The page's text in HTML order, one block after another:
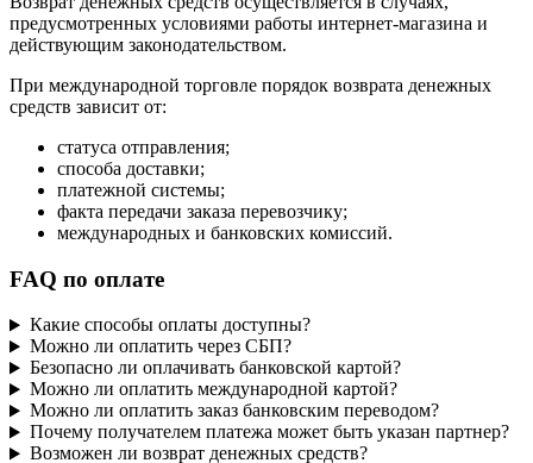
предусмотренных условиями работы интернет-магазина и
действующим законодательством.
При международной торговле порядок возврата денежных
средств зависит от:
статуса отправления;
способа доставки;
платежной системы;
факта передачи заказа перевозчику;
международных и банковских комиссий.
FAQ по оплате
Какие способы оплаты доступны?
Можно ли оплатить через СБП?
Безопасно ли оплачивать банковской картой?
Можно ли оплатить международной картой?
Можно ли оплатить заказ банковским переводом?
Почему получателем платежа может быть указан партнер?
Возможен ли возврат денежных средств?